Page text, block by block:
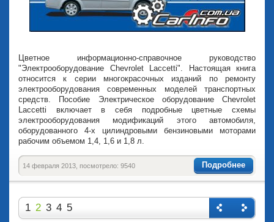
Цветное информационно-справочное руководство
"Электрооборудование Chevrolet Laccetti". Настоящая книга
относится к серии многокрасочных изданий по ремонту
электрооборудования современных моделей транспортных
средств. Пособие Электрическое оборудование Chevrolet
Laccetti включает в себя подробные цветные схемы
электрооборудования модификаций этого автомобиля,
оборудованного 4-х цилиндровыми бензиновыми моторами
рабочим объемом 1,4, 1,6 и 1,8 л.
Подробнее
14 февраля 2013, посмотрело: 9540
1 2 3 4 5